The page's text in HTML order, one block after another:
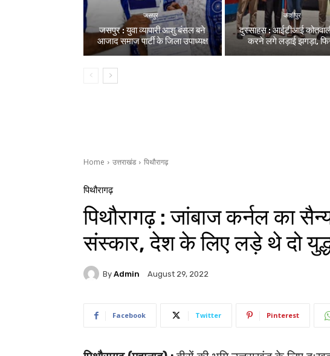
जसपुर
जसपुर : युवा व्यापारी आशु बंसल बने
आजाद समाज पार्टी के जिला उपाध्यक्ष
काशीपुर
दुस्साहस : आईटीआई
करने लगे लड़ाई झगड़ा,